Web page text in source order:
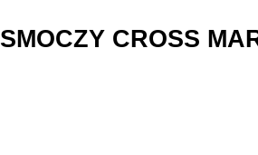
SMOCZY CROSS